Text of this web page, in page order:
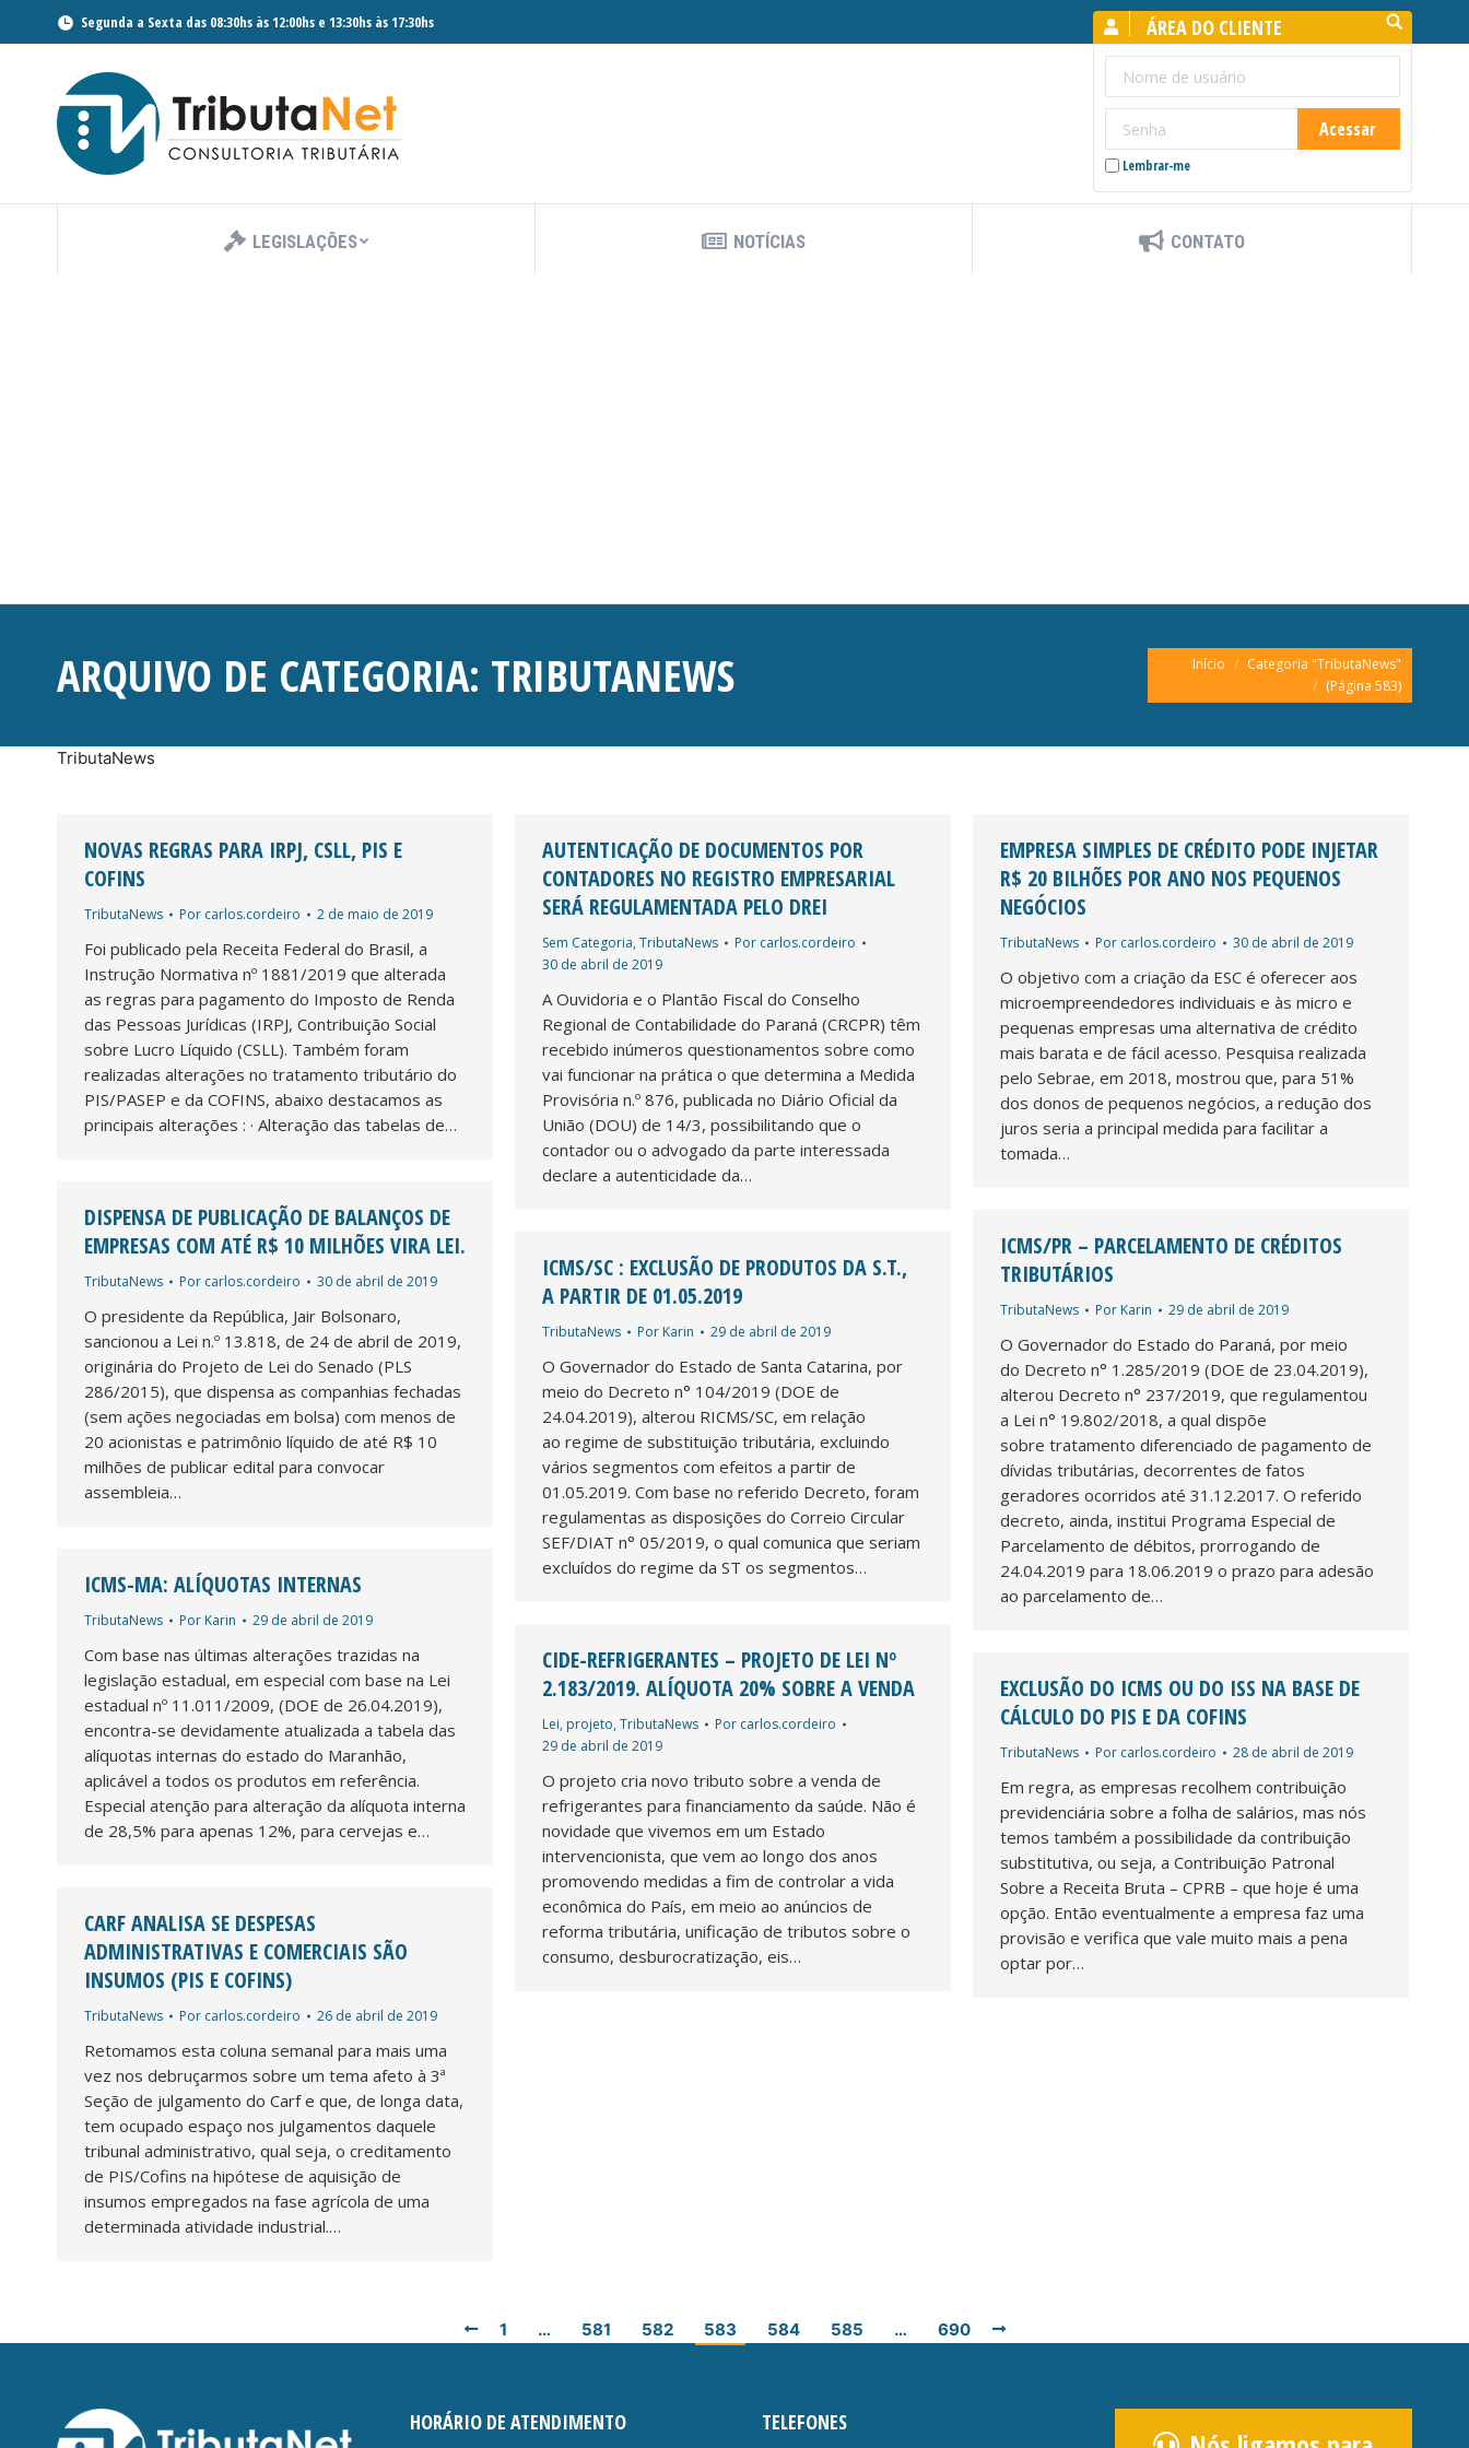
Segunda a Sexta das 08:30hs às 12:00hs e 13:30hs às 17:30hs Search:
ÁREA DO CLIENTE
Lembrar-me
LEGISLAÇÕES NOTÍCIAS CONTATO
ARQUIVO DE CATEGORIA: TRIBUTANEWS Você está aqui:
Início
Categoria "TributaNews"
(Página 583)
TributaNews
NOVAS REGRAS PARA IRPJ, CSLL, PIS E
COFINS
TributaNews Por carlos.cordeiro 2 de maio de 2019
Foi publicado pela Receita Federal do Brasil, a
Instrução Normativa nº 1881/2019 que alterada
as regras para pagamento do Imposto de Renda
das Pessoas Jurídicas (IRPJ, Contribuição Social
sobre Lucro Líquido (CSLL). Também foram
realizadas alterações no tratamento tributário do
PIS/PASEP e da COFINS, abaixo destacamos as
principais alterações : · Alteração das tabelas de…
AUTENTICAÇÃO DE DOCUMENTOS POR
CONTADORES NO REGISTRO EMPRESARIAL
SERÁ REGULAMENTADA PELO DREI
Sem Categoria,TributaNews Por carlos.cordeiro
30 de abril de 2019
A Ouvidoria e o Plantão Fiscal do Conselho
Regional de Contabilidade do Paraná (CRCPR) têm
recebido inúmeros questionamentos sobre como
vai funcionar na prática o que determina a Medida
Provisória n.º 876, publicada no Diário Oficial da
União (DOU) de 14/3, possibilitando que o
contador ou o advogado da parte interessada
declare a autenticidade da…
EMPRESA SIMPLES DE CRÉDITO PODE INJETAR
R$ 20 BILHÕES POR ANO NOS PEQUENOS
NEGÓCIOS
TributaNews Por carlos.cordeiro 30 de abril de 2019
O objetivo com a criação da ESC é oferecer aos
microempreendedores individuais e às micro e
pequenas empresas uma alternativa de crédito
mais barata e de fácil acesso. Pesquisa realizada
pelo Sebrae, em 2018, mostrou que, para 51%
dos donos de pequenos negócios, a redução dos
juros seria a principal medida para facilitar a
tomada…
DISPENSA DE PUBLICAÇÃO DE BALANÇOS DE
EMPRESAS COM ATÉ R$ 10 MILHÕES VIRA LEI.
TributaNews Por carlos.cordeiro 30 de abril de 2019
O presidente da República, Jair Bolsonaro,
sancionou a Lei n.º 13.818, de 24 de abril de 2019,
originária do Projeto de Lei do Senado (PLS
286/2015), que dispensa as companhias fechadas
(sem ações negociadas em bolsa) com menos de
20 acionistas e patrimônio líquido de até R$ 10
milhões de publicar edital para convocar
assembleia…
ICMS/PR – PARCELAMENTO DE CRÉDITOS
TRIBUTÁRIOS
TributaNews Por Karin 29 de abril de 2019
O Governador do Estado do Paraná, por meio
do Decreto n° 1.285/2019 (DOE de 23.04.2019),
alterou Decreto n° 237/2019, que regulamentou
a Lei n° 19.802/2018, a qual dispõe
sobre tratamento diferenciado de pagamento de
dívidas tributárias, decorrentes de fatos
geradores ocorridos até 31.12.2017. O referido
decreto, ainda, institui Programa Especial de
Parcelamento de débitos, prorrogando de
24.04.2019 para 18.06.2019 o prazo para adesão
ao parcelamento de…
ICMS/SC : EXCLUSÃO DE PRODUTOS DA S.T.,
A PARTIR DE 01.05.2019
TributaNews Por Karin 29 de abril de 2019
O Governador do Estado de Santa Catarina, por
meio do Decreto n° 104/2019 (DOE de
24.04.2019), alterou RICMS/SC, em relação
ao regime de substituição tributária, excluindo
vários segmentos com efeitos a partir de
01.05.2019. Com base no referido Decreto, foram
regulamentas as disposições do Correio Circular
SEF/DIAT n° 05/2019, o qual comunica que seriam
excluídos do regime da ST os segmentos…
ICMS-MA: ALÍQUOTAS INTERNAS
TributaNews Por Karin 29 de abril de 2019
Com base nas últimas alterações trazidas na
legislação estadual, em especial com base na Lei
estadual nº 11.011/2009, (DOE de 26.04.2019),
encontra-se devidamente atualizada a tabela das
alíquotas internas do estado do Maranhão,
aplicável a todos os produtos em referência.
Especial atenção para alteração da alíquota interna
de 28,5% para apenas 12%, para cervejas e…
CIDE-REFRIGERANTES – PROJETO DE LEI Nº
2.183/2019. ALÍQUOTA 20% SOBRE A VENDA
Lei, projeto,TributaNews Por carlos.cordeiro
29 de abril de 2019
O projeto cria novo tributo sobre a venda de
refrigerantes para financiamento da saúde. Não é
novidade que vivemos em um Estado
intervencionista, que vem ao longo dos anos
promovendo medidas a fim de controlar a vida
econômica do País, em meio ao anúncios de
reforma tributária, unificação de tributos sobre o
consumo, desburocratização, eis…
EXCLUSÃO DO ICMS OU DO ISS NA BASE DE
CÁLCULO DO PIS E DA COFINS
TributaNews Por carlos.cordeiro 28 de abril de 2019
Em regra, as empresas recolhem contribuição
previdenciária sobre a folha de salários, mas nós
temos também a possibilidade da contribuição
substitutiva, ou seja, a Contribuição Patronal
Sobre a Receita Bruta – CPRB – que hoje é uma
opção. Então eventualmente a empresa faz uma
provisão e verifica que vale muito mais a pena
optar por…
CARF ANALISA SE DESPESAS
ADMINISTRATIVAS E COMERCIAIS SÃO
INSUMOS (PIS E COFINS)
TributaNews Por carlos.cordeiro 26 de abril de 2019
Retomamos esta coluna semanal para mais uma
vez nos debruçarmos sobre um tema afeto à 3ª
Seção de julgamento do Carf e que, de longa data,
tem ocupado espaço nos julgamentos daquele
tribunal administrativo, qual seja, o creditamento
de PIS/Cofins na hipótese de aquisição de
insumos empregados na fase agrícola de uma
determinada atividade industrial.…
1 … 581 582 583 584 585 … 690
HORÁRIO DE ATENDIMENTO TELEFONES